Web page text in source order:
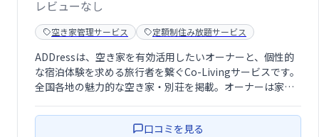
レビューなし
空き家管理サービス 定額制住み放題サービス
ADDressは、空き家を有効活用したいオーナーと、個性的
な宿泊体験を求める旅行者を繋ぐCo-Livingサービスです。
全国各地の魅力的な空き家・別荘を掲載。オーナーは家賃
す。
口コミを見る